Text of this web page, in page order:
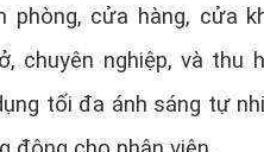
phòng, cửa hàng, cửa
chuyên nghiệp, và
tối đa ánh sáng tự